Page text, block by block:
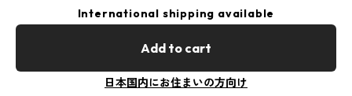
International shipping available
Add to cart
日本国内にお住まいの方向け